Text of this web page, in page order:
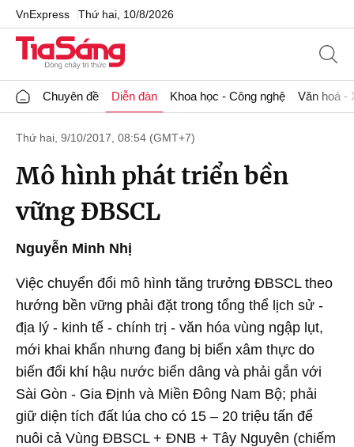
VnExpress Thứ hai, 10/8/2026
Chuyên đề Diễn đàn Khoa học - Công nghệ Văn hoá -
Thứ hai, 9/10/2017, 08:54 (GMT+7)
Mô hình phát triển bền
vững ĐBSCL
Nguyễn Minh Nhị
Việc chuyển đổi mô hình tăng trưởng ĐBSCL theo
hướng bền vững phải đặt trong tổng thể lịch sử -
địa lý - kinh tế - chính trị - văn hóa vùng ngập lụt,
mới khai khẩn nhưng đang bị biển xâm thực do
biến đổi khí hậu nước biển dâng và phải gắn với
Sài Gòn - Gia Định và Miền Đông Nam Bộ; phải
giữ diện tích đất lúa cho có 15 – 20 triệu tấn để
nuôi cả Vùng ĐBSCL + ĐNB + Tây Nguyên (chiếm